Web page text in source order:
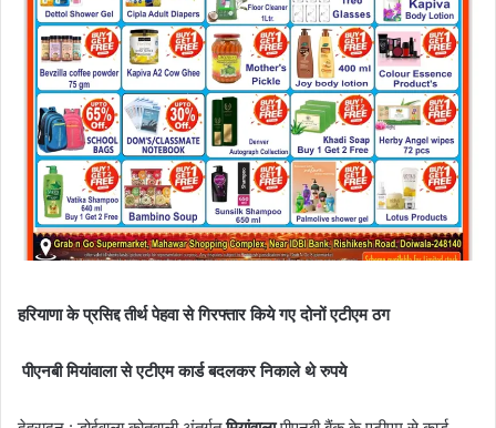
हरियाणा के प्रसिद्द तीर्थ पेहवा से गिरफ्तार किये गए दोनों एटीएम ठग
पीएनबी मियांवाला से एटीएम कार्ड बदलकर निकाले थे रुपये